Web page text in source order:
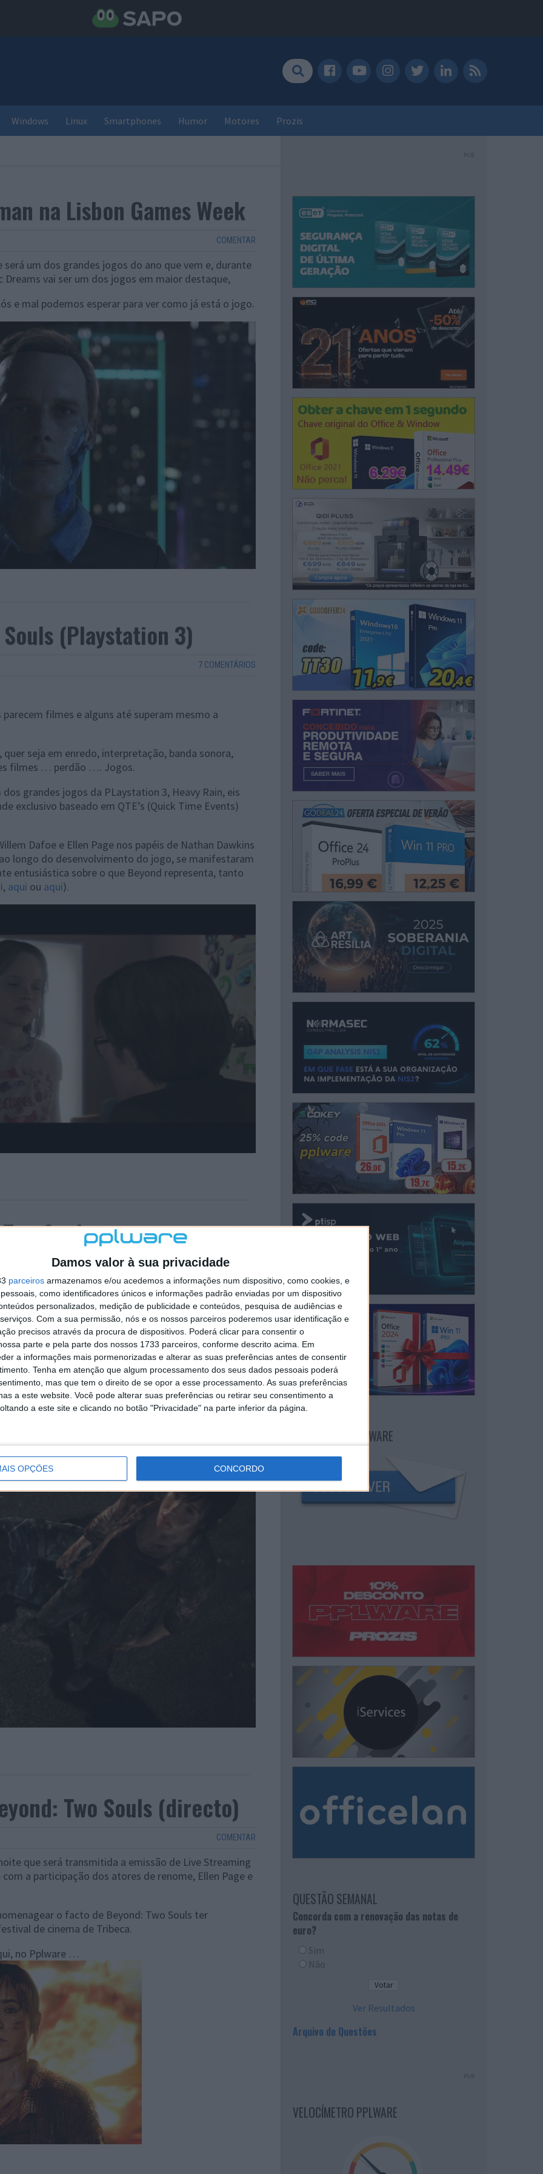
Damos valor à sua privacidade
parceiros armazenamos e/ou acedemos a informações num dispositivo, como cookies, e
como identificadores únicos e informações padrão enviadas por um dispositivo
personalizados, medição de publicidade e conteúdos, pesquisa de audiências e
Com a sua permissão, nós e os nossos parceiros poderemos usar identificação e
precisos através da procura de dispositivos. Poderá clicar para consentir o
parte e pela parte dos nossos 1733 parceiros, conforme descrito acima. Em
a informações mais pormenorizadas e alterar as suas preferências antes de consentir
Tenha em atenção que algum processamento dos seus dados pessoais poderá
mas que tem o direito de se opor a esse processamento. As suas preferências
a este website. Você pode alterar suas preferências ou retirar seu consentimento a
a este site e clicando no botão "Privacidade" na parte inferior da página.
OPÇÕES CONCORDO
Windows Linux Smartphones Humor Motores Prozis
na Lisbon Games Week
COMENTAR
um dos grandes jogos do ano que vem e, durante
Dreams vai ser um dos jogos em maior destaque,
e mal podemos esperar para ver como já está o jogo.
(Playstation 3)
7 COMENTÁRIOS
filmes e alguns até superam mesmo a
seja em enredo, interpretação, banda sonora,
filmes … perdão …. Jogos.
grandes jogos da PLaystation 3, Heavy Rain, eis
exclusivo baseado em QTE’s (Quick Time Events)
Dafoe e Ellen Page nos papéis de Nathan Dawkins
longo do desenvolvimento do jogo, se manifestaram
entusiástica sobre o que Beyond representa, tanto
, aqui ou aqui).
Souls
5 COMENTÁRIOS
a criar ao longo dos últimos tempos é BEYOND:
(veraquiouaqui).
deste ano, BEYOND apresenta uma história
Relacionamentos esses que estão bem no
principal, Jodie Holmes apresenta uma ligação
foram reveladas recentemente, novidades sobre o
disponível.
Two Souls (directo)
COMENTAR
que será transmitida a emissão de Live Streaming
a participação dos atores de renome, Ellen Page e
o facto de Beyond: Two Souls ter
de cinema de Tribeca.
no Pplware …
PUB
NEWSLETTER PPLWARE
QUESTÃO SEMANAL
Concorda com a renovação das notas de
euro?
Sim
Não
Ver Resultados
Arquivo de Questões
PUB
VELOCÍMETRO PPLWARE